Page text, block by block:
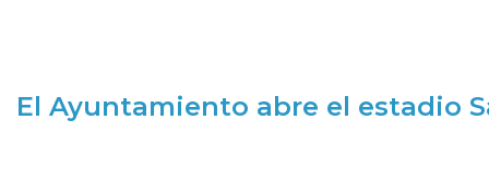
El Ayuntamiento abre el estadio